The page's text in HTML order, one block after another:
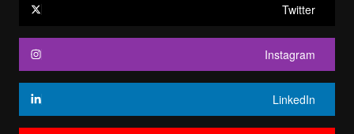
Twitter
Instagram
LinkedIn